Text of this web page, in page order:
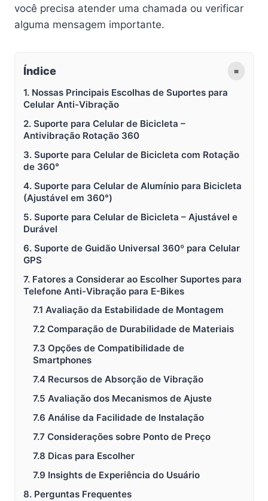
você precisa atender uma chamada ou verificar
alguma mensagem importante.
Índice ≡
1. Nossas Principais Escolhas de Suportes para
Celular Anti-Vibração
2. Suporte para Celular de Bicicleta –
Antivibração Rotação 360
3. Suporte para Celular de Bicicleta com Rotação
de 360°
4. Suporte para Celular de Alumínio para Bicicleta
(Ajustável em 360°)
5. Suporte para Celular de Bicicleta – Ajustável e
Durável
6. Suporte de Guidão Universal 360º para Celular
GPS
7. Fatores a Considerar ao Escolher Suportes para
Telefone Anti-Vibração para E-Bikes
7.1 Avaliação da Estabilidade de Montagem
7.2 Comparação de Durabilidade de Materiais
7.3 Opções de Compatibilidade de
Smartphones
7.4 Recursos de Absorção de Vibração
7.5 Avaliação dos Mecanismos de Ajuste
7.6 Análise da Facilidade de Instalação
7.7 Considerações sobre Ponto de Preço
7.8 Dicas para Escolher
7.9 Insights de Experiência do Usuário
8. Perguntas Frequentes